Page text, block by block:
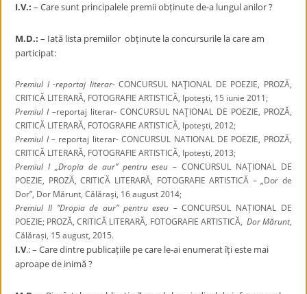
I.V.: – Care sunt principalele premii obținute de-a lungul anilor ?
M.D.: – Iată lista premiilor obținute la concursurile la care am
participat:
Premiul I -reportaj literar-CONCURSUL NAŢIONAL DE POEZIE, PROZĂ,
CRITICĂ LITERARĂ, FOTOGRAFIE ARTISTICĂ, Ipoteşti, 15 iunie 2011;
Premiul I –reportaj literar- CONCURSUL NAŢIONAL DE POEZIE, PROZĂ,
CRITICĂ LITERARĂ, FOTOGRAFIE ARTISTICĂ, Ipoteşti, 2012;
Premiul I – reportaj literar- CONCURSUL NATIONAL DE POEZIE, PROZĂ,
CRITICĂ LITERARĂ, FOTOGRAFIE ARTISTICĂ, Ipotești, 2013;
Premiul I „Dropia de aur” pentru eseu – CONCURSUL NAŢIONAL DE
POEZIE, PROZĂ, CRITICĂ LITERARĂ, FOTOGRAFIE ARTISTICĂ – „Dor de
Dor”, Dor Mărunt, Călăraşi, 16 august 2014;
Premiul II ”Dropia de aur” pentru eseu –CONCURSUL NAȚIONAL DE
POEZIE; PROZĂ, CRITICĂ LITERARĂ, FOTOGRAFIE ARTISTICĂ, Dor Mărunt,
Călărași, 15 august, 2015.
I.V.: – Care dintre publicațiile pe care le-ai enumerat îți este mai
aproape de inimă ?